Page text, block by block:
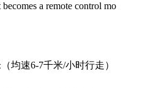
a remote control mo
均速6-7千米/小时行走）